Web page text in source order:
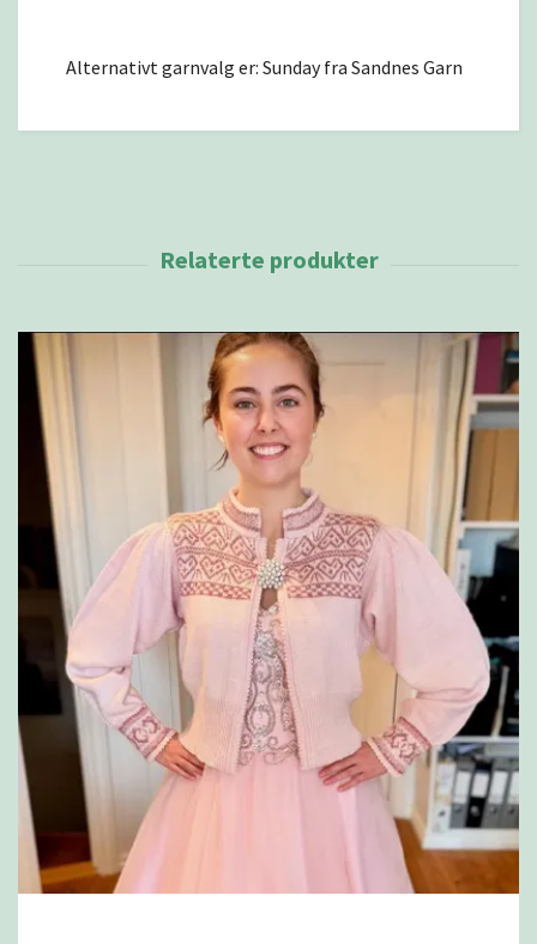
Alternativt garnvalg er: Sunday fra Sandnes Garn